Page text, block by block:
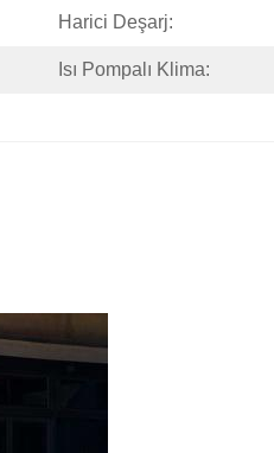
Harici Deşarj:
Isı Pompalı Klima: